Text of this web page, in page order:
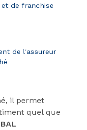
et de franchise
de l'assureur
il permet
quel que